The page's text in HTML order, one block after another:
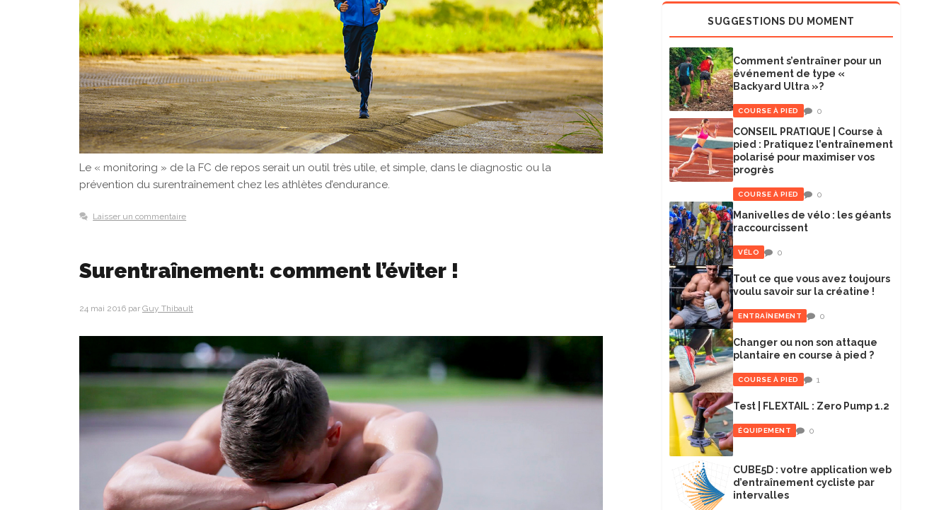
Le « monitoring » de la FC de repos serait un outil très utile, et simple, dans le diagnostic ou la
prévention du surentraînement chez les athlètes d’endurance.
Laisser un commentaire
Surentraînement: comment l’éviter !
24 mai 2016 par Guy Thibault
SUGGESTIONS DU MOMENT
Comment s’entraîner pour un
événement de type «
Backyard Ultra »?
COURSE À PIED 0
CONSEIL PRATIQUE | Course à
pied : Pratiquez l’entraînement
polarisé pour maximiser vos
progrès
COURSE À PIED 0
Manivelles de vélo : les géants
raccourcissent
VÉLO 0
Tout ce que vous avez toujours
voulu savoir sur la créatine !
ENTRAÎNEMENT 0
Changer ou non son attaque
plantaire en course à pied ?
COURSE À PIED 1
Test | FLEXTAIL : Zero Pump 1.2
ÉQUIPEMENT 0
CUBE5D : votre application web
d’entraînement cycliste par
intervalles